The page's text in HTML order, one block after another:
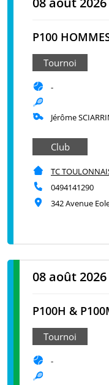
P100
Tournoi
-
Jérôme
Club
TC
0494141290
342 Avenue
08 août 2026
P100H &
Tournoi
-